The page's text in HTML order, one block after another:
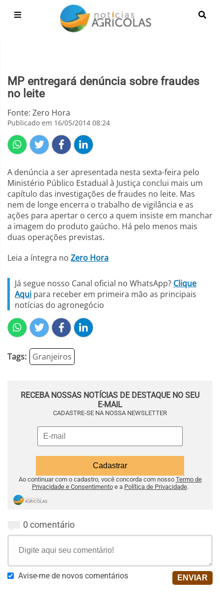
MP entregará denúncia sobre fraudes
no leite
Fonte: Zero Hora
Publicado em 16/05/2014 08:24
A denúncia a ser apresentada nesta sexta-feira pelo
Ministério Público Estadual à Justiça conclui mais um
capítulo das investigações de fraudes no leite. Mas
nem de longe encerra o trabalho de vigilância e as
ações para apertar o cerco a quem insiste em manchar
a imagem do produto gaúcho. Há pelo menos mais
duas operações previstas.
Leia a íntegra no Zero Hora
Já segue nosso Canal oficial no WhatsApp? Clique
Aqui para receber em primeira mão as principais
notícias do agronegócio
Tags: Granjeiros
RECEBA NOSSAS NOTÍCIAS DE DESTAQUE NO SEU
E-MAIL
CADASTRE-SE NA NOSSA NEWSLETTER
Ao continuar com o cadastro, você concorda com nosso Termo de
Privacidade e Consentimentoe a Política de Privacidade.
0 comentário
Avise-me de novos comentários